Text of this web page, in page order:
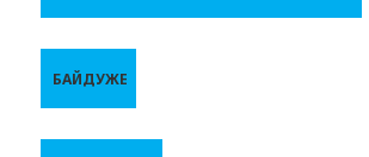
БАЙДУЖЕ